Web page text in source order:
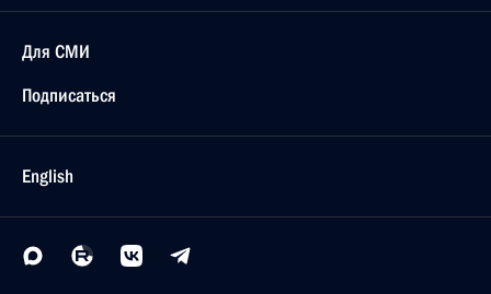
Для СМИ
Подписаться
English